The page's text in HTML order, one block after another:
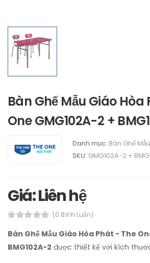
Bàn Ghế Mẫu Giáo Hòa
One GMG102A-2 +
Danh mục: Bàn Ghế
SKU: GMG102A-2 +
Giá: Liên hệ
(0 Bình Luận)
Bàn Ghế Mẫu Giáo Hòa Phát - The
BMG102A-2 được thiết kế với kích